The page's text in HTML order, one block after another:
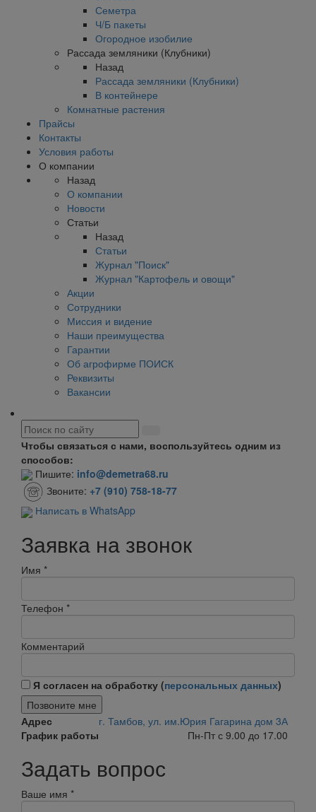
Семетра
Ч/Б пакеты
Огородное изобилие
Рассада земляники (Клубники)
Назад
Рассада земляники (Клубники)
В контейнере
Комнатные растения
Прайсы
Контакты
Условия работы
О компании
Назад
О компании
Новости
Статьи
Назад
Статьи
Журнал "Поиск"
Журнал "Картофель и овощи"
Акции
Сотрудники
Миссия и видение
Наши преимущества
Гарантии
Об агрофирме ПОИСК
Реквизиты
Вакансии
Чтобы связаться с нами, воспользуйтесь одним из
способов:
Пишите: info@demetra68.ru
Звоните: +7 (910) 758-18-77
Написать в WhatsApp
Заявка на звонок
Имя *
Телефон *
Комментарий
Я согласен на обработку (персональных данных)
Позвоните мне
Адрес
г. Тамбов, ул. им.Юрия Гагарина дом 3А
График работы
Пн-Пт с 9.00 до 17.00
Задать вопрос
Ваше имя *